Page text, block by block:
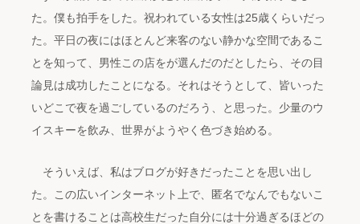
た。僕も拍手をした。祝われている女性は25歳くらいだっ
た。平日の夜にはほとんど来客のない静かな空間であるこ
とを知って、男性この店をが選んだのだとしたら、その目
論見は成功したことになる。それはそうとして、皆いった
いどこで夜を過ごしているのだろう、と思った。少量のウ
イスキーを飲み、世界がようやく色づき始める。
そういえば、私はブログが好きだったことを思い出し
た。この広いインターネット上で、匿名でなんでもないこ
とを書けることは高校生だった自分には十分過ぎるほどの